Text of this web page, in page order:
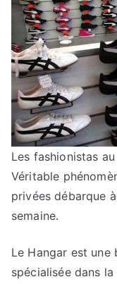
Les fashionistas
Véritable
privées débarque
semaine.
Le Hangar est une
spécialisée dans